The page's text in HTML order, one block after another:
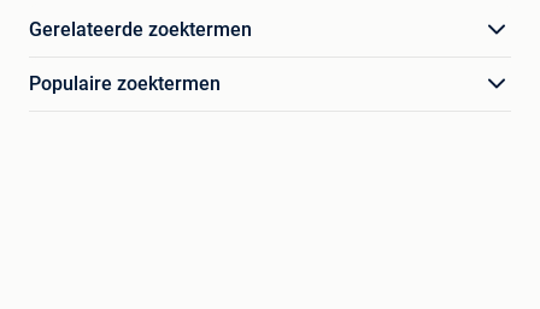
Gerelateerde zoektermen
Populaire zoektermen